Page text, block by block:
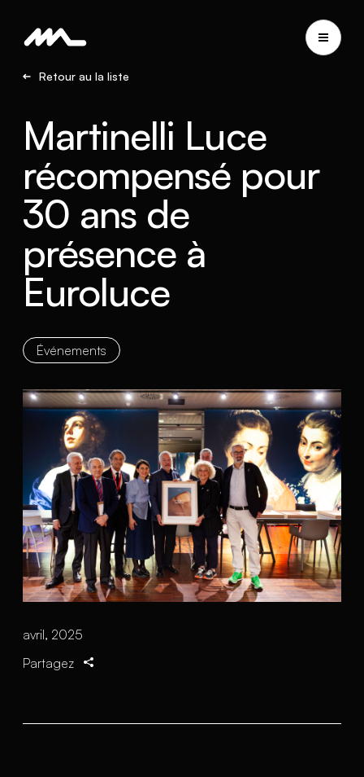
Retour au la liste
Martinelli Luce
récompensé pour
30 ans de
présence à
Euroluce
Événements
avril, 2025
Partagez